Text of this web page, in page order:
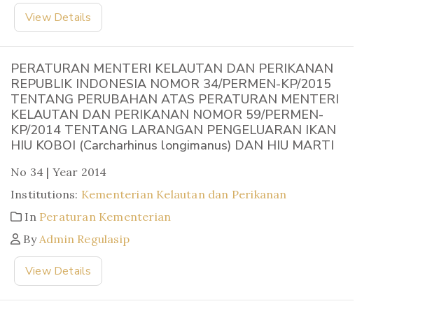
View Details
PERATURAN MENTERI KELAUTAN DAN PERIKANAN
REPUBLIK INDONESIA NOMOR 34/PERMEN-KP/2015
TENTANG PERUBAHAN ATAS PERATURAN MENTERI
KELAUTAN DAN PERIKANAN NOMOR 59/PERMEN-
KP/2014 TENTANG LARANGAN PENGELUARAN IKAN
HIU KOBOI (Carcharhinus longimanus) DAN HIU MARTI
No 34 | Year 2014
Institutions: Kementerian Kelautan dan Perikanan
In Peraturan Kementerian
ByAdmin Regulasip
View Details